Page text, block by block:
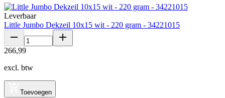
Leverbaar
Little Jumbo Dekzeil 10x15 wit - 220 gram - 34221015
266,99
excl. btw
Toevoegen